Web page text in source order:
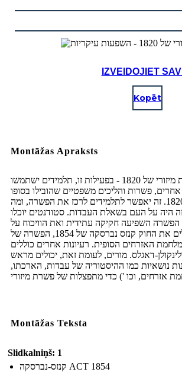
IZVEIDOJIET
Kopēt
Montāžas Apraksts
השפעות עיקריות של פשרת מיזורי של 1820 - בפעילות זו, תלמידים ישתמשו
פשרות והליכים משפטיים שהובילו בסופו
של דבר מן פשרת מיזורי של 1820. זה יאפשר לתלמידים לרכז את הפשרה, ומה
היה על העם בשאלת העבדות. סטודנטים יוכלו
הפשרה השפיעה חקיקה עתידית ואת הוויכוח על
עבדות. נושאים שימושיים כוללים את החוק קנזס נברסקה של 1854, הפשרה של
האזרחים הסופית. רעיונות אחרים כוללים
דאגלס. מורים, לעומת זאת, יכולים מראש
נושאיות כמו ההיסטוריה של עבדות, הארכתו,
Montāžas Teksta
Slidkalniņš: 1
קנזס-נברסקה ACT 1854